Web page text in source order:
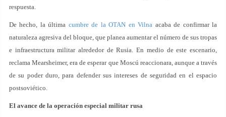
respuesta.
De hecho, la última cumbre de la OTAN en Vilna acaba de confirmar la
naturaleza agresiva del bloque, que planea aumentar el número de sus tropas
e infraestructura militar alrededor de Rusia. En medio de este escenario,
reclama Mearsheimer, era de esperar que Moscú reaccionara, aunque a través
de su poder duro, para defender sus intereses de seguridad en el espacio
postsoviético.
El avance de la operación especial militar rusa